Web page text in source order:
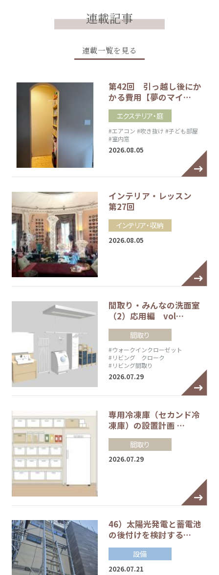
連載記事
連載一覧を見る
第42回 引っ越し後にか
かる費用【夢のマイ…
エクステリア・庭
#エアコン #吹き抜け #子ども部屋
#室内窓
2026.08.05
インテリア・レッスン
第27回
インテリア・収納
2026.08.05
間取り・みんなの洗面室
（2）応用編 vol…
間取り
#ウォークインクローゼット
#リビング クローク
#リビング間取り
2026.07.29
専用冷凍庫（セカンド冷
凍庫）の設置計画 …
間取り
2026.07.29
46）太陽光発電と蓄電池
の後付けを検討する…
設備
2026.07.21